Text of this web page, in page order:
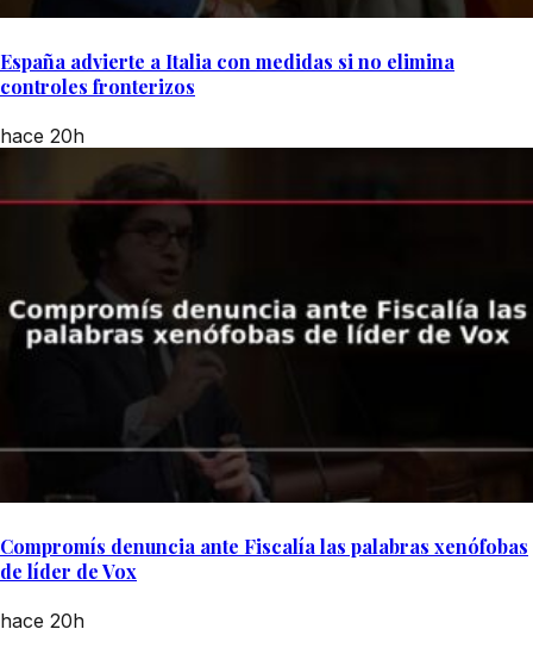
España advierte a Italia con medidas si no elimina
controles fronterizos
hace 20h
Compromís denuncia ante Fiscalía las palabras xenófobas
de líder de Vox
hace 20h